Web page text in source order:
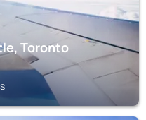
Toronto